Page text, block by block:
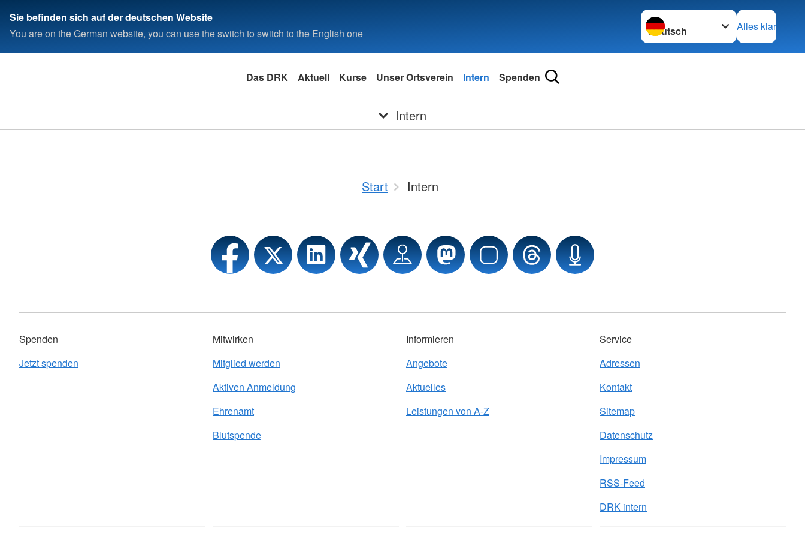
Sie befinden sich auf der deutschen Website
You are on the German website, you can use the switch to switch to the English one
Sprache wechseln zu
Alles klar
Das DRK Aktuell Kurse Unser Ortsverein Intern Spenden
Intern
Start Intern
Spenden
Jetzt spenden
Mitwirken
Mitglied werden
Aktiven Anmeldung
Ehrenamt
Blutspende
Informieren
Angebote
Aktuelles
Leistungen von A-Z
Service
Adressen
Kontakt
Sitemap
Datenschutz
Impressum
RSS-Feed
DRK intern